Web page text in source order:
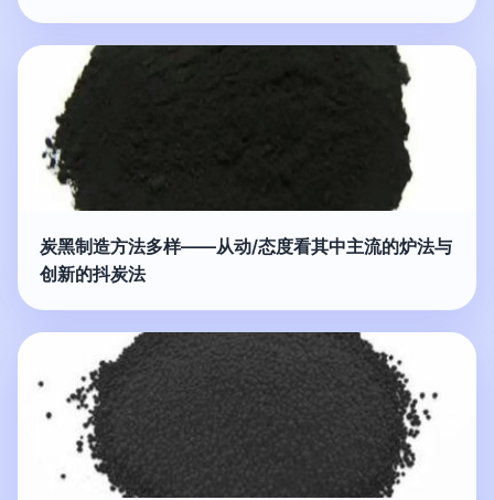
炭黑制造方法多样——从动/态度看其中主流的炉法与
创新的抖炭法